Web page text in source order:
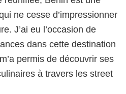
ne cesse d’impressionner
J’ai eu l’occasion de
dans cette destination
permis de découvrir ses
à travers les street